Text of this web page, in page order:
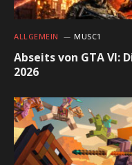
ALLGEMEIN MUSC1
Abseits von GTA VI:
2026